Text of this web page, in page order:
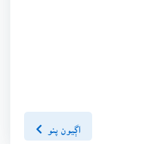
اڳيون پنو